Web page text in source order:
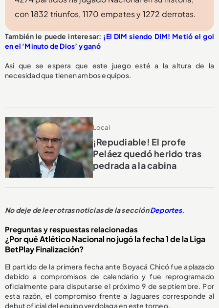
con 1832 triunfos, 1170 empates y 1272 derrotas.
También le puede interesar: ¡El DIM siendo DIM! Metió el gol
en el ‘Minuto de Dios’ y ganó
Así que se espera que este juego esté a la altura de la
necesidad que tienen ambos equipos.
Local
¡Repudiable! El profe
Peláez quedó herido tras
pedrada a la cabina
No deje de leer otras noticias de la secciónDeportes.
Preguntas y respuestas relacionadas
¿Por qué Atlético Nacional no jugó la fecha 1 de la Liga
BetPlay Finalización?
El partido de la primera fecha ante Boyacá Chicó fue aplazado
debido a compromisos de calendario y fue reprogramado
oficialmente para disputarse el próximo 9 de septiembre. Por
esta razón, el compromiso frente a Jaguares corresponde al
debut oficial del equipo verdolaga en este torneo.